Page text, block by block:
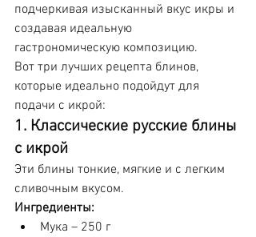
подчеркивая изысканный вкус икры и
создавая идеальную
гастрономическую композицию.
Вот три лучших рецепта блинов,
которые идеально подойдут для
подачи с икрой:
1. Классические русские блины
с икрой
Эти блины тонкие, мягкие и с легким
сливочным вкусом.
Ингредиенты:
Мука – 250 г